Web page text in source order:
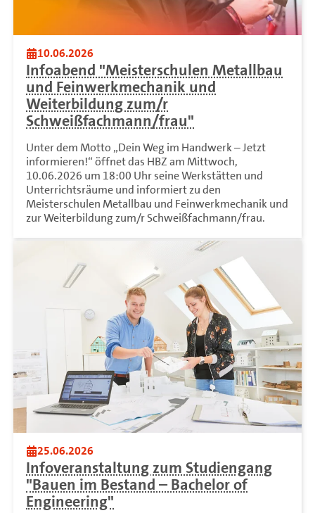
10.06.2026
Infoabend "Meisterschulen Metallbau
und Feinwerkmechanik und
Weiterbildung zum/r
Schweißfachmann/frau"
Unter dem Motto „Dein Weg im Handwerk – Jetzt
informieren!“ öffnet das HBZ am Mittwoch,
10.06.2026 um 18:00 Uhr seine Werkstätten und
Unterrichtsräume und informiert zu den
Meisterschulen Metallbau und Feinwerkmechanik und
zur Weiterbildung zum/r Schweißfachmann/frau.
25.06.2026
Infoveranstaltung zum Studiengang
"Bauen im Bestand – Bachelor of
Engineering"